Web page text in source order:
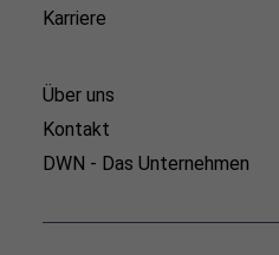
Karriere
Über uns
Kontakt
DWN - Das Unternehmen